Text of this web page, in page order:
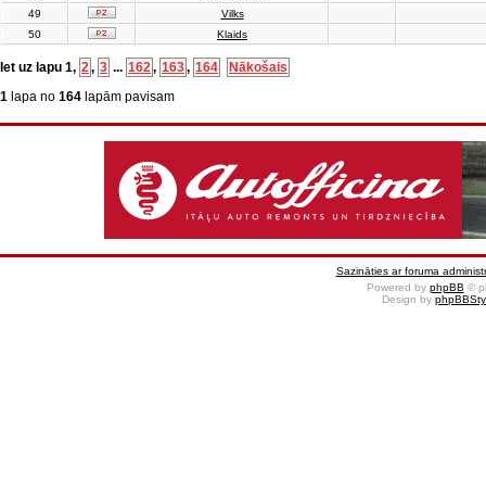
49
Vilks
50
Klaids
Iet uz lapu 1, 2, 3 ... 162, 163, 164
Nākošais
1 lapa no 164 lapām pavisam
Sazināties ar foruma
Powered by phpBB ©
Design by